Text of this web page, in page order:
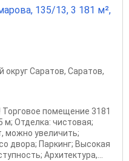
135/13, 3 181 м²,
округ Саратов, Саратов,
помещение 3181
м; Отделка: чистовая;
можно увеличить;
двора; Паркинг; Высокая
Архитектура,...